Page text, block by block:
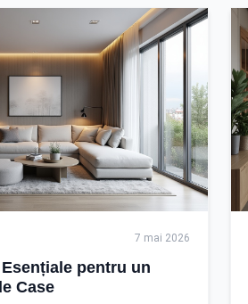
7 mai 2026
pentru un
Case